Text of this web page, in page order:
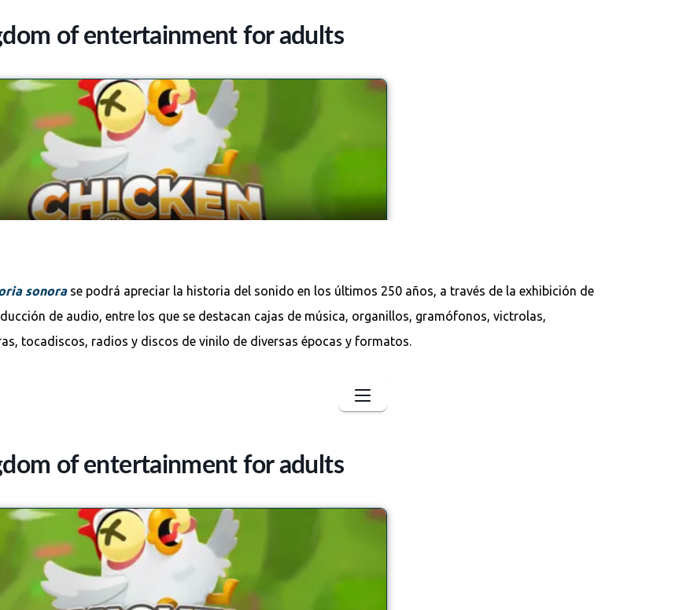
sonora se podrá apreciar la historia del sonido en los últimos 250 años, a través de la exhibición de
de audio, entre los que se destacan cajas de música, organillos, gramófonos, victrolas,
tocadiscos, radios y discos de vinilo de diversas épocas y formatos.